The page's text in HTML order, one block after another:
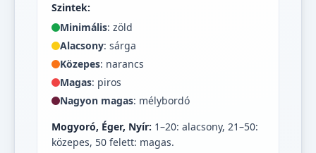
Szintek:
Minimális: zöld
Alacsony: sárga
Közepes: narancs
Magas: piros
Nagyon magas: mélybordó
Mogyoró, Éger, Nyír: 1–20: alacsony, 21–50:
közepes, 50 felett: magas.